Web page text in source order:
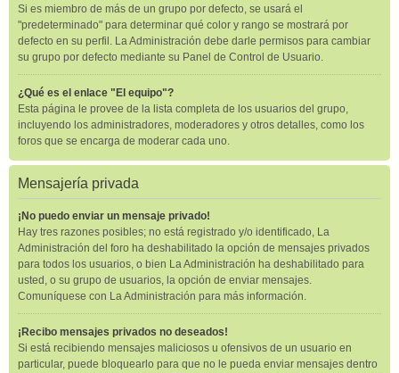
Si es miembro de más de un grupo por defecto, se usará el
"predeterminado" para determinar qué color y rango se mostrará por
defecto en su perfil. La Administración debe darle permisos para cambiar
su grupo por defecto mediante su Panel de Control de Usuario.
¿Qué es el enlace "El equipo"?
Esta página le provee de la lista completa de los usuarios del grupo,
incluyendo los administradores, moderadores y otros detalles, como los
foros que se encarga de moderar cada uno.
Mensajería privada
¡No puedo enviar un mensaje privado!
Hay tres razones posibles; no está registrado y/o identificado, La
Administración del foro ha deshabilitado la opción de mensajes privados
para todos los usuarios, o bien La Administración ha deshabilitado para
usted, o su grupo de usuarios, la opción de enviar mensajes.
Comuníquese con La Administración para más información.
¡Recibo mensajes privados no deseados!
Si está recibiendo mensajes maliciosos u ofensivos de un usuario en
particular, puede bloquearlo para que no le pueda enviar mensajes dentro